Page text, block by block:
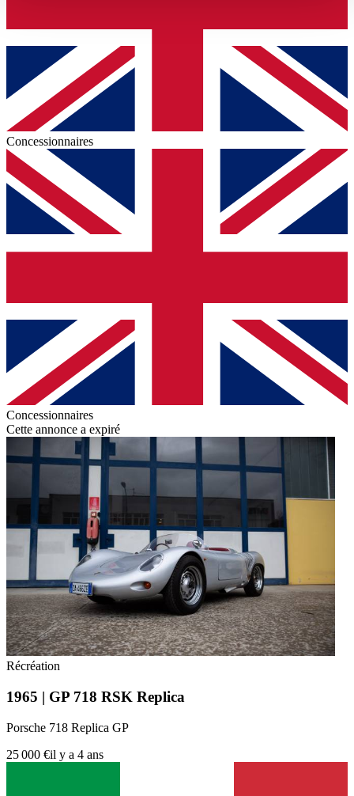
gesammelt haben.Datenschutzerklärung
Concessionnaires
Concessionnaires
Cette annonce a expiré
Récréation
1965 | GP 718 RSK Replica
Porsche 718 Replica GP
25 000 €il y a 4 ans